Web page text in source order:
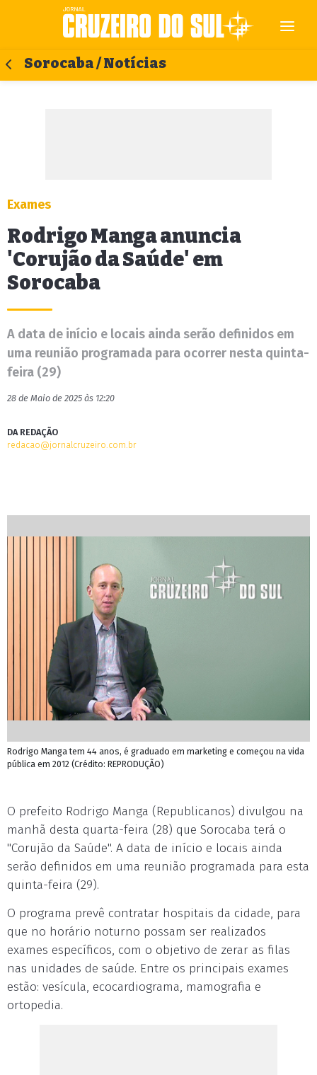
Sorocaba / Notícias
Exames
Rodrigo Manga anuncia
'Corujão da Saúde' em
Sorocaba
A data de início e locais ainda serão definidos em
uma reunião programada para ocorrer nesta quinta-
feira (29)
28 de Maio de 2025 às 12:20
DA REDAÇÃO
redacao@jornalcruzeiro.com.br
Rodrigo Manga tem 44 anos, é graduado em marketing e começou na vida
pública em 2012 (Crédito: REPRODUÇÃO)
O prefeito Rodrigo Manga (Republicanos) divulgou na
manhã desta quarta-feira (28) que Sorocaba terá o
"Corujão da Saúde". A data de início e locais ainda
serão definidos em uma reunião programada para esta
quinta-feira (29).
O programa prevê contratar hospitais da cidade, para
que no horário noturno possam ser realizados
exames específicos, com o objetivo de zerar as filas
nas unidades de saúde. Entre os principais exames
estão: vesícula, ecocardiograma, mamografia e
ortopedia.